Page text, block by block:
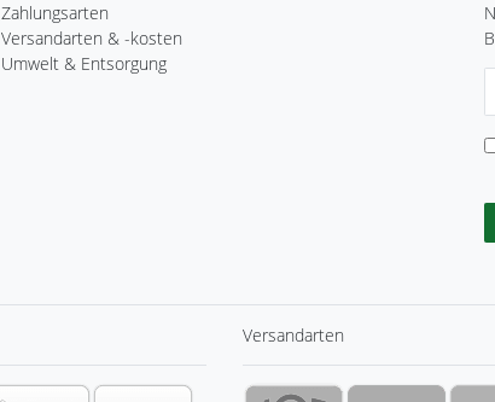
Zahlungsarten
Versandarten & -kosten
Umwelt & Entsorgung
Versandarten